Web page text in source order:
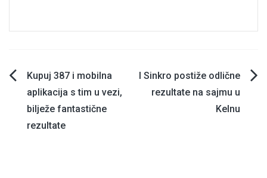
Navigacija
članaka
Kupuj 387 i mobilna
aplikacija s tim u vezi,
bilježe fantastične
rezultate
I Sinkro postiže odlične
rezultate na sajmu u
Kelnu